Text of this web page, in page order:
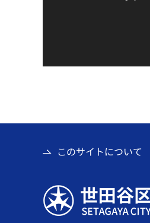
このサイトについて
世田谷区